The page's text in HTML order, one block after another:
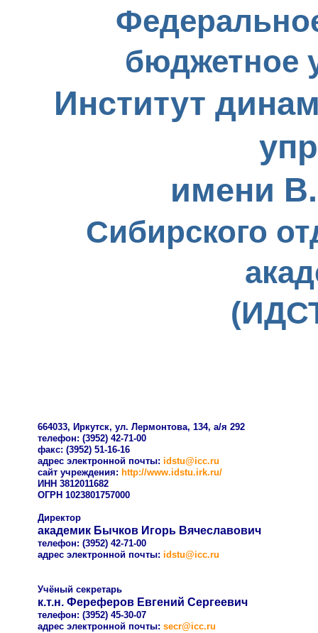
бюджетное
Институт
имени
Сибирского
664033, Иркутск, ул. Лермонтова, 134, а/я 292
телефон: (3952) 42-71-00
факс: (3952) 51-16-16
адрес электронной почты: idstu@icc.ru
сайт учреждения: http://www.idstu.irk.ru/
ИНН 3812011682
ОГРН 1023801757000
Директор
академик Бычков Игорь Вячеславович
телефон: (3952) 42-71-00
адрес электронной почты: idstu@icc.ru
Учёный секретарь
к.т.н. Фереферов Евгений Сергеевич
телефон: (3952) 45-30-07
адрес электронной почты: secr@icc.ru